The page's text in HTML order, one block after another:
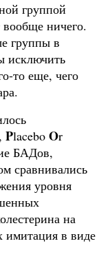
группой
ничего.
группы в
исключить
то еще, чего
Placebo Or
БАДов,
сравнивались
уровня
на
имитация в виде